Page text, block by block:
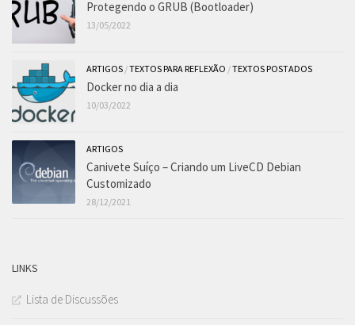
Protegendo o GRUB (Bootloader)
13/05/2022
ARTIGOS /TEXTOS PARA REFLEXÃO /TEXTOS POSTADOS
Docker no dia a dia
10/03/2022
ARTIGOS
Canivete Suíço – Criando um LiveCD Debian
Customizado
28/12/2021
LINKS
Lista de Discussões